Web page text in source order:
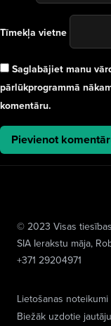
Tīmekļa vietne
Saglabājiet manu
pārlūkprogrammā
komentāru.
Lietošanas noteikumi
Biežāk uzdotie
© 2023 Visas
SIA Ierakstu māja,
+371 29204971